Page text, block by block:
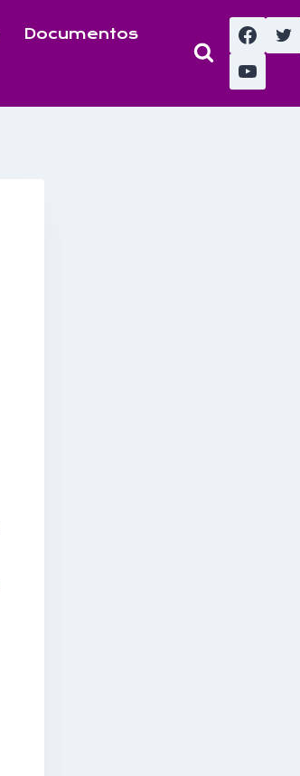
Documentos